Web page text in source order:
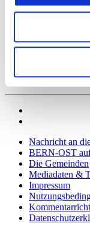
welche bis
Merkmalen
Erfahren Sie
verarbeitet
Abschnitt
Wir verwenden
personalisieren,
können und die
Außerdem
unserer Website
Werbung und
Informationen
die Sie ihnen
Ihrer Nutzung
Nachricht senden
Erstellt: 17.03.2024
Klicks total:
Nachricht an
BERN-OST
Die Gemeinden
Mediadaten &
Impressum